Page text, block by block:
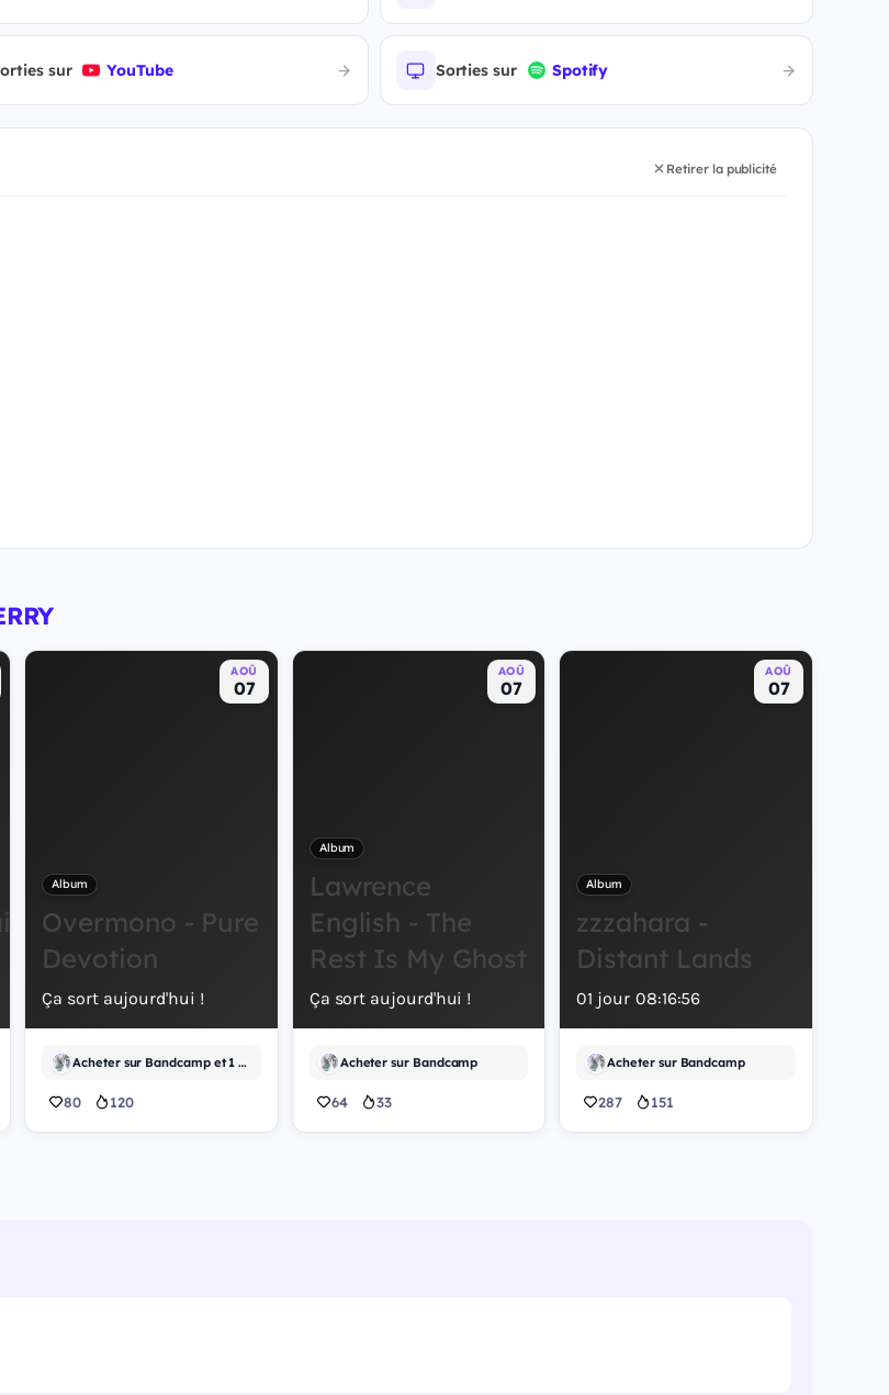
sur YouTube Sorties sur Spotify
Retirer la publicité
AOÛ
07
Album
Overmono - Pure
Devotion
Ça sort aujourd'hui !
Acheter sur Bandcamp et 1 autre
80 120
AOÛ
07
Album
Lawrence
English - The
Rest Is My Ghost
Ça sort aujourd'hui !
Acheter sur Bandcamp
64 33
AOÛ
07
Album
zzzahara -
Distant Lands
01 jour 08:16:55
Acheter sur Bandcamp
287 151